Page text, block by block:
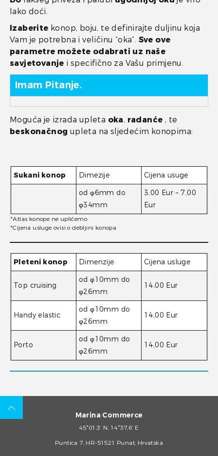
lako doći.
Izaberite konop, boju, te definirajte duljinu koja
Vam je potrebna i veličinu “oka”. Sve ove
parametre možete odabrati uz naše
savjetovanje i specifično za Vašu primjenu.
Imam Pitanje.
Moguća je izrada upleta oka, radanće , te
beskonačnog upleta na sljedećim konopima:
Sukani konop Dimezije
Cijena usuge
od φ6mm do
φ34mm
3,00 Eur – 7,00
Eur
*Atlas konope ne uplićemo
*Cijena usluge ovisi o debljini konopa
Pleteni konop Dimenzije Cijena usluge
Top cruising
od φ10mm do
φ26mm
14,00 Eur
Handy elastic
od φ10mm do
φ26mm
14,00 Eur
Porto
od φ10mm do
φ26mm
14,00 Eur
Marina Commerce
45°01,3’ N, 14°37,6’ E
Puntica 7, HR-51521 Punat, Hrvatska